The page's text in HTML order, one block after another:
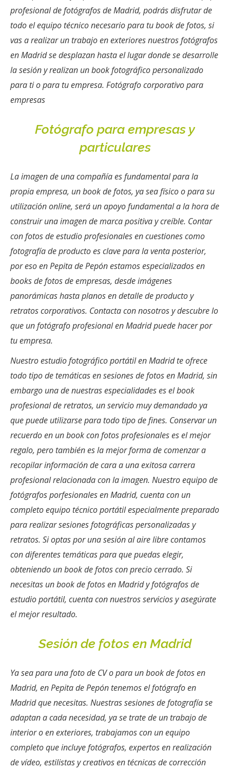
profesional de fotógrafos de Madrid, podrás disfrutar de
todo el equipo técnico necesario para tu book de fotos, si
vas a realizar un trabajo en exteriores nuestros fotógrafos
en Madrid se desplazan hasta el lugar donde se desarrolle
la sesión y realizan un book fotográfico personalizado
para ti o para tu empresa. Fotógrafo corporativo para
empresas
Fotógrafo para empresas y
particulares
La imagen de una compañía es fundamental para la
propia empresa, un book de fotos, ya sea físico o para su
utilización online, será un apoyo fundamental a la hora de
construir una imagen de marca positiva y creíble. Contar
con fotos de estudio profesionales en cuestiones como
fotografía de producto es clave para la venta posterior,
por eso en Pepita de Pepón estamos especializados en
books de fotos de empresas, desde imágenes
panorámicas hasta planos en detalle de producto y
retratos corporativos. Contacta con nosotros y descubre lo
que un fotógrafo profesional en Madrid puede hacer por
tu empresa.
Nuestro estudio fotográfico portátil en Madrid te ofrece
todo tipo de temáticas en sesiones de fotos en Madrid, sin
embargo una de nuestras especialidades es el book
profesional de retratos, un servicio muy demandado ya
que puede utilizarse para todo tipo de fines. Conservar un
recuerdo en un book con fotos profesionales es el mejor
regalo, pero también es la mejor forma de comenzar a
recopilar información de cara a una exitosa carrera
profesional relacionada con la imagen. Nuestro equipo de
fotógrafos porfesionales en Madrid, cuenta con un
completo equipo técnico portátil especialmente preparado
para realizar sesiones fotográficas personalizadas y
retratos. Si optas por una sesión al aire libre contamos
con diferentes temáticas para que puedas elegir,
obteniendo un book de fotos con precio cerrado. Si
necesitas un book de fotos en Madrid y fotógrafos de
estudio portátil, cuenta con nuestros servicios y asegúrate
el mejor resultado.
Sesión de fotos en Madrid
Ya sea para una foto de CV o para un book de fotos en
Madrid, en Pepita de Pepón tenemos el fotógrafo en
Madrid que necesitas. Nuestras sesiones de fotografía se
adaptan a cada necesidad, ya se trate de un trabajo de
interior o en exteriores, trabajamos con un equipo
completo que incluye fotógrafos, expertos en realización
de vídeo, estilistas y creativos en técnicas de corrección